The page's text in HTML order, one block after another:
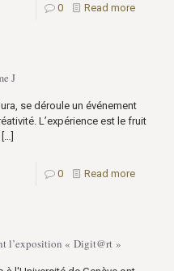
0 Read more
J
se déroule un événement
L’expérience est le fruit
[…]
0 Read more
l’exposition « Digit@rt »